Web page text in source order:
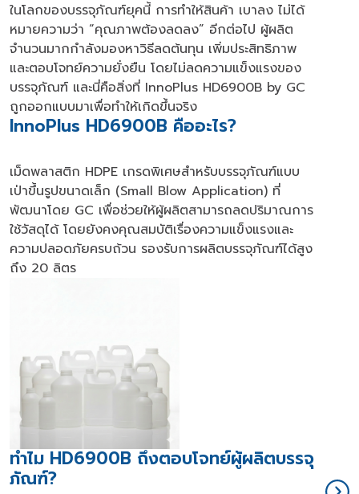
ในโลกของบรรจุภัณฑ์ยุคนี้ การทำให้สินค้า เบาลง ไม่ได้
หมายความว่า “คุณภาพต้องลดลง” อีกต่อไป ผู้ผลิต
จำนวนมากกำลังมองหาวิธีลดต้นทุน เพิ่มประสิทธิภาพ
และตอบโจทย์ความยั่งยืน โดยไม่ลดความแข็งแรงของ
บรรจุภัณฑ์ และนี่คือสิ่งที่ InnoPlus HD6900B by GC
ถูกออกแบบมาเพื่อทำให้เกิดขึ้นจริง
InnoPlus HD6900B คืออะไร?
เม็ดพลาสติก HDPE เกรดพิเศษสำหรับบรรจุภัณฑ์แบบ
เป่าขึ้นรูปขนาดเล็ก (Small Blow Application) ที่
พัฒนาโดย GC เพื่อช่วยให้ผู้ผลิตสามารถลดปริมาณการ
ใช้วัสดุได้ โดยยังคงคุณสมบัติเรื่องความแข็งแรงและ
ความปลอดภัยครบถ้วน รองรับการผลิตบรรจุภัณฑ์ได้สูง
ถึง 20 ลิตร
ทำไม HD6900B ถึงตอบโจทย์ผู้ผลิตบรรจุ
ภัณฑ์?